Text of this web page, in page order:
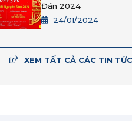
Đán 2024
24/01/2024
XEM TẤT CẢ CÁC TIN TỨC